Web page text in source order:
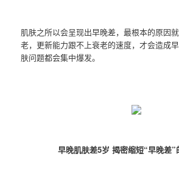
肌肤之所以会呈现出早晚差，最根本的原因
老，更新能力跟不上衰老的速度，才会造成
肤问题都会集中爆发。
早晚肌肤差5岁 揭密缩短“早晚差”